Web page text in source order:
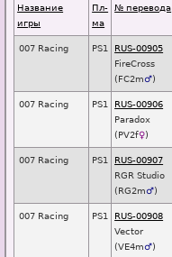
Название
игры
Пл-
ма
№ перевода
007 Racing PS1
RUS-00905
FireCross
(FC2m♂)
007 Racing PS1
RUS-00906
Paradox
(PV2f♀)
007 Racing PS1
RUS-00907
RGR Studio
(RG2m♂)
007 Racing PS1
RUS-00908
Vector
(VE4m♂)